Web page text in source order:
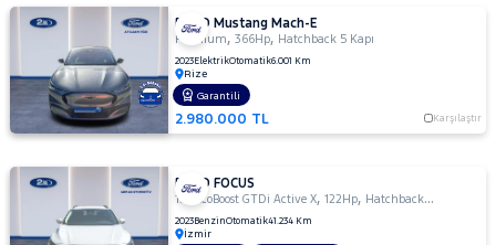
FORD Mustang Mach-E
Premium,366Hp, Hatchback 5 Kapı
2023ElektrikOtomatik6.001 Km
Rize
2.980.000 TL Karşılaştır
Garantili
FORD FOCUS
1.0 EcoBoost GTDi Active X,122Hp, Hatchback 5 Kapı
2023BenzinOtomatik41.234 Km
İzmir